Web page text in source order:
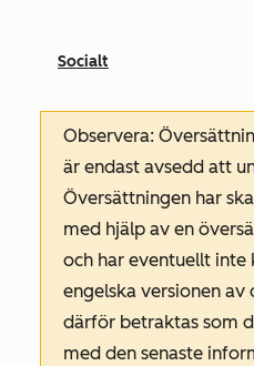
Socialt
Observera:
är endast avsedd att
Översättningen har
med hjälp av en
och har eventuellt inte
engelska versionen
därför betraktas som
med den senaste